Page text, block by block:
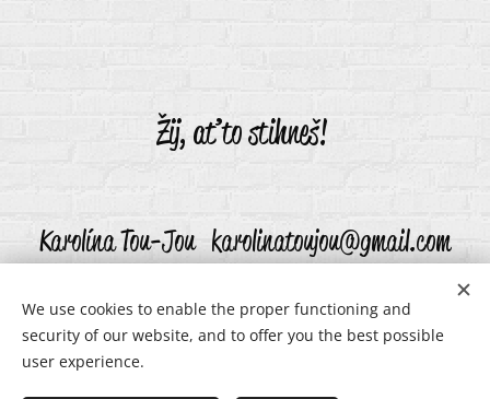
Žij, ať to stihneš!
Karolína Tou-Jou karolinatoujou@gmail.com
We use cookies to enable the proper functioning and
security of our website, and to offer you the best possible
user experience.